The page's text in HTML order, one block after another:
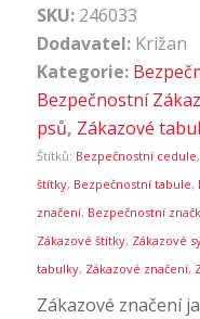
SKU: 246033
Dodavatel: Križan
Kategorie:
Bezpečnostní
psů, Zákazové
Štítků: Bezpečnostní cedule,
štítky, Bezpečnostní tabule,
značení, Bezpečnostní
Zákazové štítky, Zákazové
tabulky, Zákazové značení,
Zákazové značení